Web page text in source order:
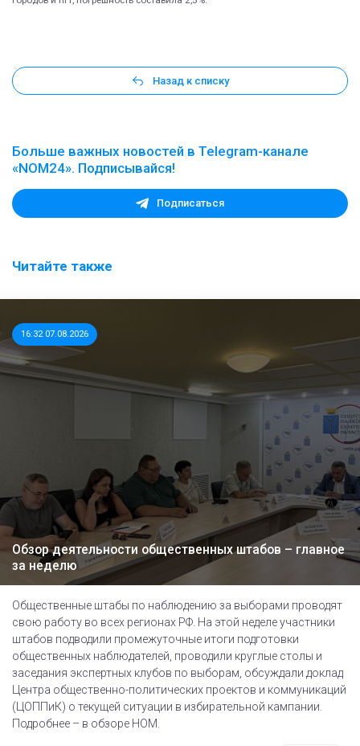
Назад к списку
Больше важных новостей в Telegram-канале
«NOM24». Подписывайся!
Подписаться
Читайте также
16:32 07.08.2026
Обзор деятельности общественных штабов – главное
за неделю
Общественные штабы по наблюдению за выборами проводят
свою работу во всех регионах РФ. На этой неделе участники
штабов подводили промежуточные итоги подготовки
общественных наблюдателей, проводили круглые столы и
заседания экспертных клубов по выборам, обсуждали доклад
Центра общественно-политических проектов и коммуникаций
(ЦОППиК) о текущей ситуации в избирательной кампании.
Подробнее – в обзоре НОМ.